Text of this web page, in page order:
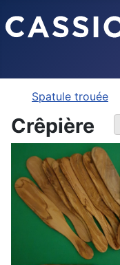
Spatule trouée
Crêpière